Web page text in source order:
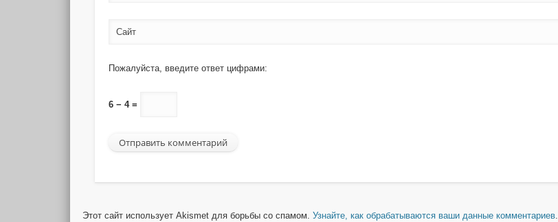
Сайт
Пожалуйста, введите ответ цифрами:
6 − 4 =
Этот сайт использует Akismet для борьбы со спамом.Узнайте, как обрабатываются ваши данные комментариев.